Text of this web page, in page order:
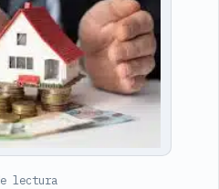
lectura